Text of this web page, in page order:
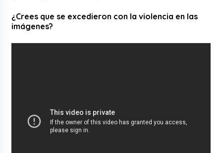
¿Crees que se excedieron con la violencia en las
imágenes?